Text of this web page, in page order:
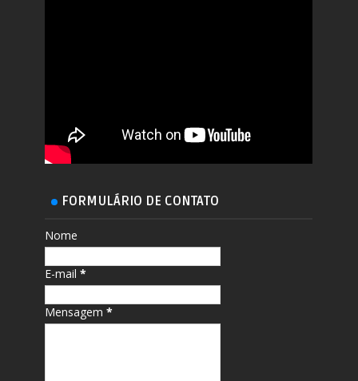
FORMULÁRIO DE CONTATO
Nome
E-mail*
Mensagem*